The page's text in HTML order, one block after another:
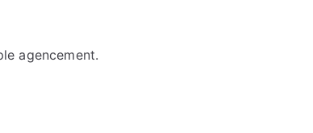
agencement.